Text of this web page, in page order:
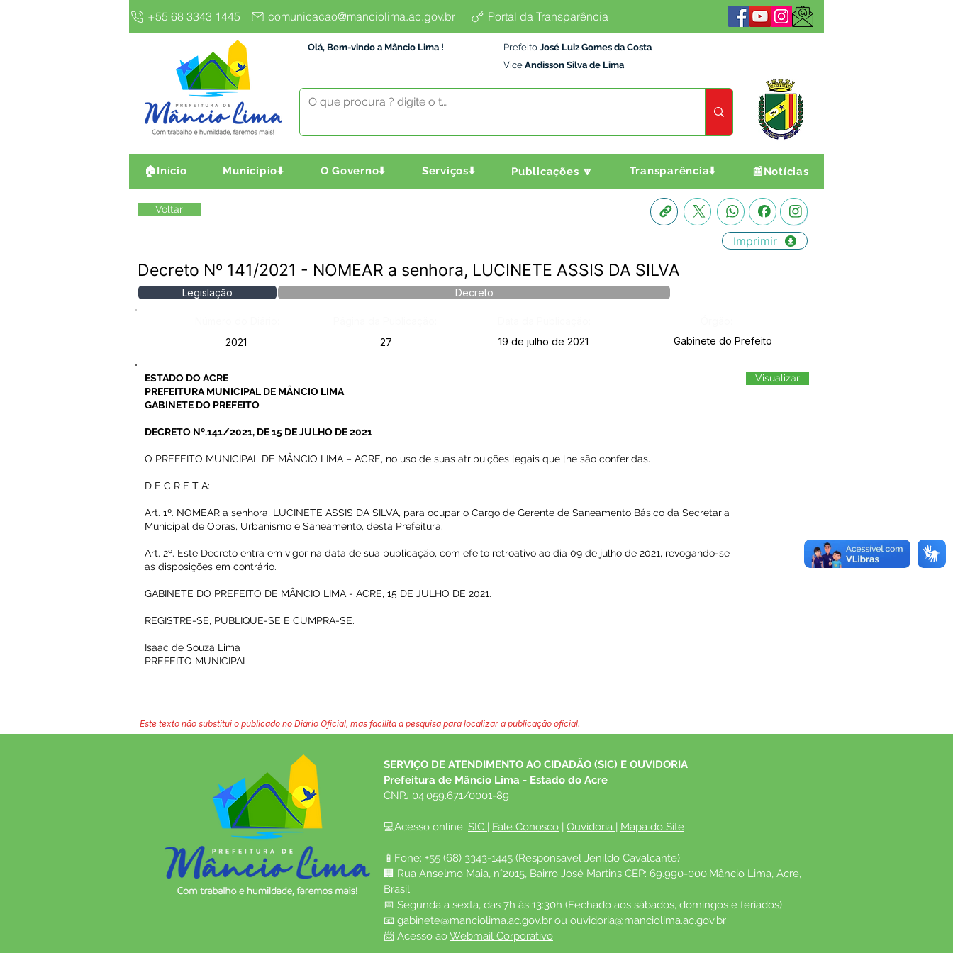
+55 68 3343 1445 comunicacao@manciolima.ac.gov.br Portal da Transparência
Olá, Bem-vindo a Mâncio Lima ! Prefeito José Luiz Gomes da Costa
Vice Andisson Silva de Lima
🏠Início Município⬇️ O Governo⬇️ Serviços⬇️ Publicações 🔽 Transparência⬇️ 📰Notícias
Voltar
Imprimir
Decreto Nº 141/2021 - NOMEAR a senhora, LUCINETE ASSIS DA SILVA
Legislação Decreto
2021
27 19 de julho de 2021 Gabinete do Prefeito
ESTADO DO ACRE
PREFEITURA MUNICIPAL DE MÂNCIO LIMA
GABINETE DO PREFEITO
DECRETO Nº.141/2021, DE 15 DE JULHO DE 2021
O PREFEITO MUNICIPAL DE MÂNCIO LIMA – ACRE, no uso de suas atribuições legais que lhe são conferidas.
D E C R E T A:
Art. 1º. NOMEAR a senhora, LUCINETE ASSIS DA SILVA, para ocupar o Cargo de Gerente de Saneamento Básico da Secretaria
Municipal de Obras, Urbanismo e Saneamento, desta Prefeitura.
Art. 2º. Este Decreto entra em vigor na data de sua publicação, com efeito retroativo ao dia 09 de julho de 2021, revogando-se
as disposições em contrário.
GABINETE DO PREFEITO DE MÂNCIO LIMA - ACRE, 15 DE JULHO DE 2021.
REGISTRE-SE, PUBLIQUE-SE E CUMPRA-SE.
Isaac de Souza Lima
PREFEITO MUNICIPAL
Visualizar
Este texto não substitui o publicado no Diário Oficial, mas facilita a pesquisa para localizar a publicação oficial.
SERVIÇO DE ATENDIMENTO AO CIDADÃO (SIC) E OUVIDORIA
Prefeitura de Mâncio Lima - Estado do Acre
CNPJ 04.059.671/0001-89
💻Acesso online: SIC | Fale Conosco | Ouvidoria | Mapa do Site
📱Fone: +55 (68) 3343-1445 (Responsável Jenildo Cavalcante)
🏢 Rua Anselmo Maia, n°2015, Bairro José Martins CEP: 69.990-000.Mâncio Lima, Acre,
Brasil
📅 Segunda a sexta, das 7h às 13:30h (Fechado aos sábados, domingos e feriados)
📧 gabinete@manciolima.ac.gov.br ou ouvidoria@manciolima.ac.gov.br
📨 Acesso ao Webmail Corporativo